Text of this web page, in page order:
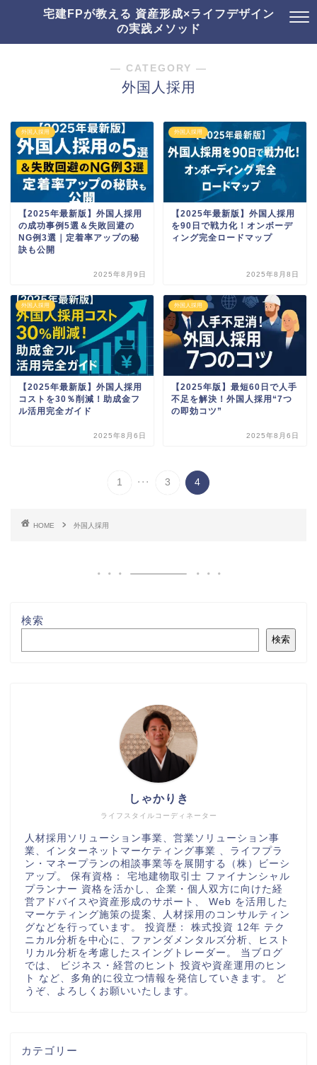
宅建FPが教える 資産形成×ライフデザイン
の実践メソッド
― CATEGORY ―
外国人採用
外国人採用
【2025年最新版】外国人採用
の成功事例5選＆失敗回避の
NG例3選｜定着率アップの秘
訣も公開
2025年8月9日
外国人採用
【2025年最新版】外国人採用
を90日で戦力化！オンボーデ
ィング完全ロードマップ
2025年8月8日
外国人採用
【2025年最新版】外国人採用
コストを30％削減！助成金フ
ル活用完全ガイド
2025年8月6日
外国人採用
【2025年版】最短60日で人手
不足を解決！外国人採用“7つ
の即効コツ”
2025年8月6日
1 ... 3 4
HOME 外国人採用
検索
検索
ライフスタイルコーディネーター
しゃかりき
人材採用ソリューション事業、営業ソリューション事
業、インターネットマーケティング事業 、ライフプラ
ン・マネープランの相談事業等を展開する（株）ビーシ
アップ。 保有資格： 宅地建物取引士 ファイナンシャル
プランナー 資格を活かし、企業・個人双方に向けた経
営アドバイスや資産形成のサポート、 Web を活用した
マーケティング施策の提案、人材採用のコンサルティン
グなどを行っています。 投資歴： 株式投資 12年 テク
ニカル分析を中心に、ファンダメンタルズ分析、ヒスト
リカル分析を考慮したスイングトレーダー。 当ブログ
では、 ビジネス・経営のヒント 投資や資産運用のヒン
ト など、多角的に役立つ情報を発信していきます。 ど
うぞ、よろしくお願いいたします。
カテゴリー